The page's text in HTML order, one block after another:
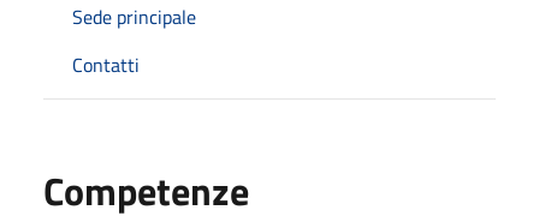
Sede principale
Contatti
Competenze